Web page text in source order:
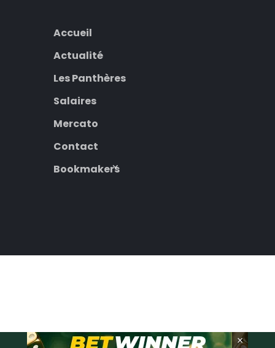
Accueil
Actualité
Les Panthères
Salaires
Mercato
Contact
Bookmakers
×